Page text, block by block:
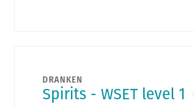
DRANKEN
Spirits - WSET level 1